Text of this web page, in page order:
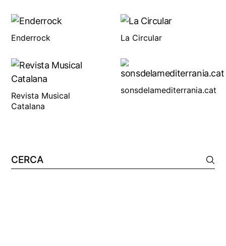
Enderrock La Circular
Revista Musical
Catalana
sonsdelamediterrania.cat
Cerca: